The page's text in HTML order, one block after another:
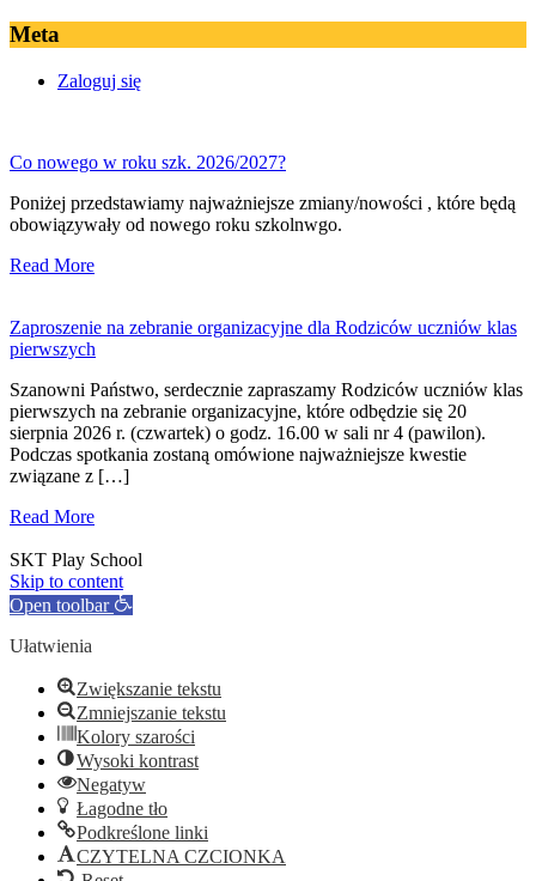
Meta
Zaloguj się
Co nowego w roku szk. 2026/2027?
Poniżej przedstawiamy najważniejsze zmiany/nowości , które będą
obowiązywały od nowego roku szkolnwgo.
Read More
Zaproszenie na zebranie organizacyjne dla Rodziców uczniów klas
pierwszych
Szanowni Państwo, serdecznie zapraszamy Rodziców uczniów klas
pierwszych na zebranie organizacyjne, które odbędzie się 20
sierpnia 2026 r. (czwartek) o godz. 16.00 w sali nr 4 (pawilon).
Podczas spotkania zostaną omówione najważniejsze kwestie
związane z […]
Read More
SKT Play School
Skip to content
Open toolbar
Ułatwienia
Zwiększanie tekstu
Zmniejszanie tekstu
Kolory szarości
Wysoki kontrast
Negatyw
Łagodne tło
Podkreślone linki
CZYTELNA CZCIONKA